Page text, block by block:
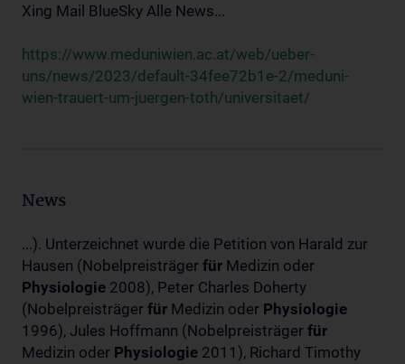
Xing Mail BlueSky Alle News...
https://www.meduniwien.ac.at/web/ueber-
uns/news/2023/default-34fee72b1e-2/meduni-
wien-trauert-um-juergen-toth/universitaet/
News
...). Unterzeichnet wurde die Petition von Harald zur
Hausen (Nobelpreisträger für Medizin oder
Physiologie 2008), Peter Charles Doherty
(Nobelpreisträger für Medizin oder Physiologie
1996), Jules Hoffmann (Nobelpreisträger für
Medizin oder Physiologie 2011), Richard Timothy